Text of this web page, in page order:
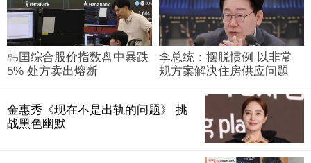
韩国综合股价指数盘中暴跌
5% 处方卖出熔断
李总统：摆脱惯例 以非常
规方案解决住房供应问题
金惠秀《现在不是出轨的问题》 挑
战黑色幽默